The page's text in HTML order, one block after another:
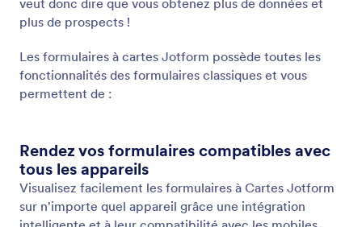
Formulaires hors-ligne